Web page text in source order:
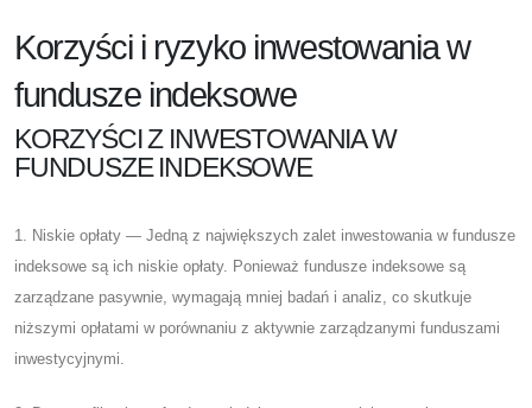
Korzyści i ryzyko inwestowania w
fundusze indeksowe
KORZYŚCI Z INWESTOWANIA W
FUNDUSZE INDEKSOWE
1. Niskie opłaty — Jedną z największych zalet inwestowania w fundusze
indeksowe są ich niskie opłaty. Ponieważ fundusze indeksowe są
zarządzane pasywnie, wymagają mniej badań i analiz, co skutkuje
niższymi opłatami w porównaniu z aktywnie zarządzanymi funduszami
inwestycyjnymi.